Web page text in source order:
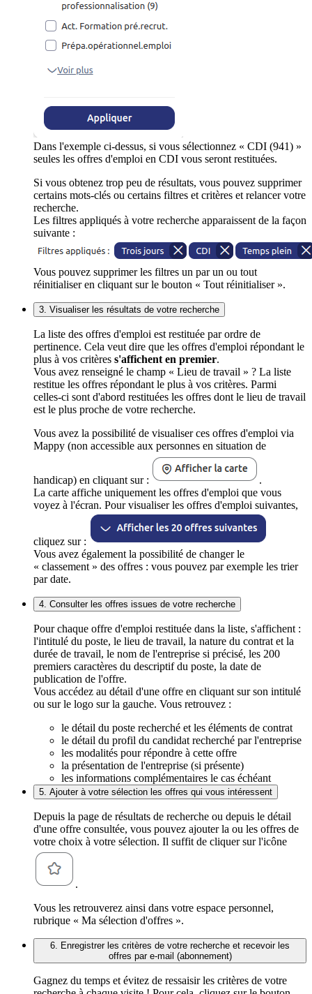
Dans l'exemple ci-dessus, si vous sélectionnez « CDI (941) »
seules les offres d'emploi en CDI vous seront restituées.
Si vous obtenez trop peu de résultats, vous pouvez supprimer
certains mots-clés ou certains filtres et critères et relancer votre
recherche.
Les filtres appliqués à votre recherche apparaissent de la façon
suivante :
Vous pouvez supprimer les filtres un par un ou tout
réinitialiser en cliquant sur le bouton « Tout réinitialiser ».
3. Visualiser les résultats de votre recherche
La liste des offres d'emploi est restituée par ordre de
pertinence. Cela veut dire que les offres d'emploi répondant le
plus à vos critères s'affichent en premier.
Vous avez renseigné le champ « Lieu de travail » ? La liste
restitue les offres répondant le plus à vos critères. Parmi
celles-ci sont d'abord restituées les offres dont le lieu de travail
est le plus proche de votre recherche.
Vous avez la possibilité de visualiser ces offres d'emploi via
Mappy (non accessible aux personnes en situation de
handicap) en cliquant sur :
.
La carte affiche uniquement les offres d'emploi que vous
voyez à l'écran. Pour visualiser les offres d'emploi suivantes,
cliquez sur :
Vous avez également la possibilité de changer le
« classement » des offres : vous pouvez par exemple les trier
par date.
4. Consulter les offres issues de votre recherche
Pour chaque offre d'emploi restituée dans la liste, s'affichent :
l'intitulé du poste, le lieu de travail, la nature du contrat et la
durée de travail, le nom de l'entreprise si précisé, les 200
premiers caractères du descriptif du poste, la date de
publication de l'offre.
Vous accédez au détail d'une offre en cliquant sur son intitulé
ou sur le logo sur la gauche. Vous retrouvez :
le détail du poste recherché et les éléments de contrat
le détail du profil du candidat recherché par l'entreprise
les modalités pour répondre à cette offre
la présentation de l'entreprise (si présente)
les informations complémentaires le cas échéant
5. Ajouter à votre sélection les offres qui vous intéressent
Depuis la page de résultats de recherche ou depuis le détail
d'une offre consultée, vous pouvez ajouter la ou les offres de
votre choix à votre sélection. Il suffit de cliquer sur l'icône
.
Vous les retrouverez ainsi dans votre espace personnel,
rubrique « Ma sélection d'offres ».
6. Enregistrer les critères de votre recherche et recevoir les
offres par e-mail (abonnement)
Gagnez du temps et évitez de ressaisir les critères de votre